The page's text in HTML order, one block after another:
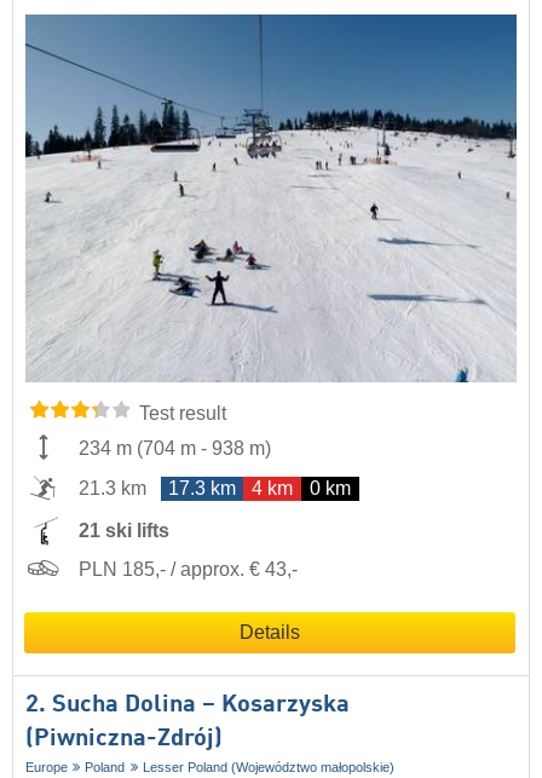
Test result
234 m (704 m - 938 m)
21.3 km
17.3 km 4 km 0 km
21 ski lifts
PLN 185,- / approx. € 43,-
Details
2. Sucha Dolina – Kosarzyska
(Piwniczna-Zdrój)
Europe Poland Lesser Poland (Województwo małopolskie)